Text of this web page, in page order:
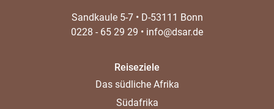
Sandkaule 5-7• D-53111 Bonn
0228 - 65 29 29 • info@dsar.de
Reiseziele
Das südliche Afrika
Südafrika